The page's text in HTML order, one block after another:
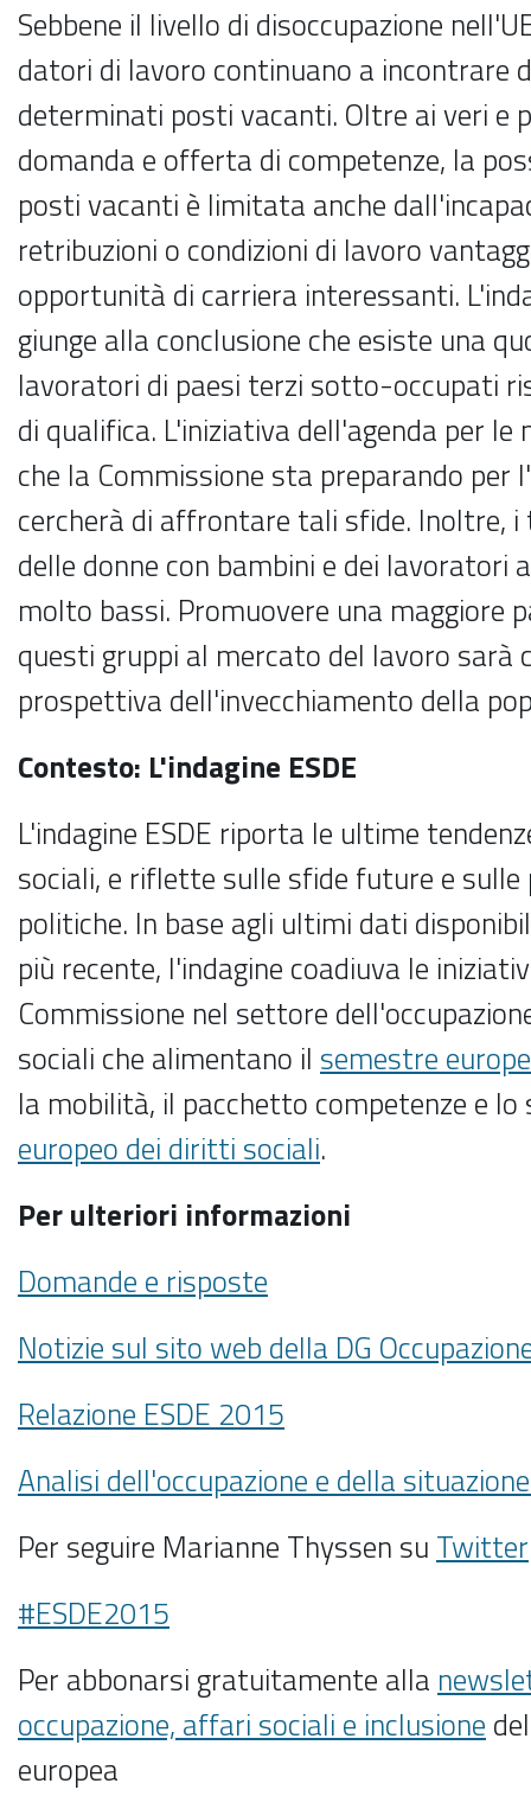
Sebbene il livello di disoccupazione
datori di lavoro continuano a incontrare
determinati posti vacanti. Oltre ai veri e
domanda e offerta di competenze, la
posti vacanti è limitata anche
retribuzioni o condizioni di lavoro
opportunità di carriera interessanti.
giunge alla conclusione che esiste una
lavoratori di paesi terzi sotto-occupati
di qualifica. L'iniziativa dell'agenda per le
che la Commissione sta preparando per
cercherà di affrontare tali sfide. Inoltre, i
delle donne con bambini e dei lavoratori
molto bassi. Promuovere una maggiore
questi gruppi al mercato del lavoro sarà
prospettiva dell'invecchiamento della
Contesto: L'indagine ESDE
L'indagine ESDE riporta le ultime
sociali, e riflette sulle sfide future e
politiche. In base agli ultimi dati
più recente, l'indagine coadiuva le
Commissione nel settore
sociali che alimentano il semestre
la mobilità, il pacchetto competenze e
europeo dei diritti sociali.
Per ulteriori informazioni
Domande e risposte
Notizie sul sito web della DG
Relazione ESDE 2015
Analisi dell'occupazione e della
Per seguire Marianne Thyssen su Twitter
#ESDE2015
Per abbonarsi gratuitamente alla
occupazione, affari sociali e inclusione
europea